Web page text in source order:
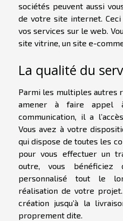
sociétés peuvent aussi
de votre site internet. Ceci
vos services sur le web.
site vitrine, un site e-
La qualité du
Parmi les multiples autres
amener à faire appel
communication, il a
Vous avez à votre
qui dispose de toutes les
pour vous effectuer un
outre, vous bénéficiez
personnalisé tout le
réalisation de votre
création jusqu’à la
proprement dite.